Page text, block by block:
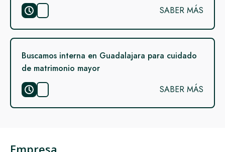
SABER MÁS
Buscamos interna en Guadalajara para cuidado
de matrimonio mayor
SABER MÁS